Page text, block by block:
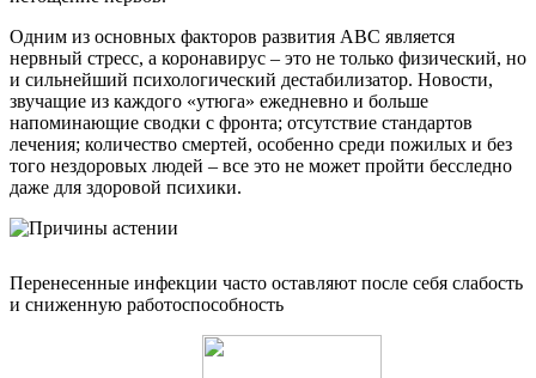
Одним из основных факторов развития АВС является
нервный стресс, а коронавирус – это не только физический, но
и сильнейший психологический дестабилизатор. Новости,
звучащие из каждого «утюга» ежедневно и больше
напоминающие сводки с фронта; отсутствие стандартов
лечения; количество смертей, особенно среди пожилых и без
того нездоровых людей – все это не может пройти бесследно
даже для здоровой психики.
Перенесенные инфекции часто оставляют после себя слабость
и сниженную работоспособность